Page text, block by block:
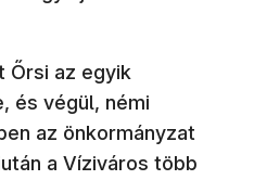
Őrsi az egyik
és végül, némi
az önkormányzat
a Víziváros több